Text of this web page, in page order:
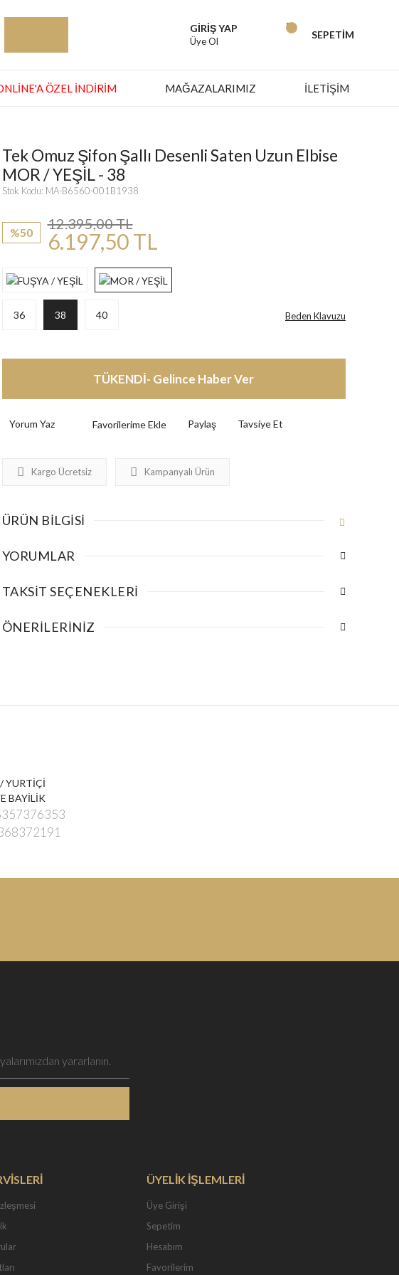
GİRİŞ YAP
Üye Ol
SEPETİM
ÖZEL İNDIRIM MAĞAZALARIMIZ İLETİŞİM
Tek Omuz Şifon Şallı Desenli Saten Uzun Elbise
MOR / YEŞİL - 38
Stok Kodu: MA-B6560-001B1938
%50
12.395,00 TL
6.197,50 TL
36 38 40 Beden Klavuzu
TÜKENDİ- Gelince Haber Ver
Yorum Yaz Paylaş Tavsiye Et
Kargo Ücretsiz Kampanyalı Ürün
ÜRÜN BILGISI
YORUMLAR
TAKSIT SEÇENEKLERI
ÖNERILERINIZ
YURTİÇİ
BAYİLİK
ÜYELİK İŞLEMLERİ
Üye Girişi
Sepetim
Hesabım
Favorilerim